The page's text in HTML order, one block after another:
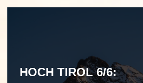
HOCH TIROL 6/6: